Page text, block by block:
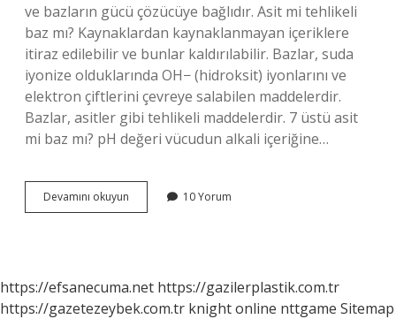
ve bazların gücü çözücüye bağlıdır. Asit mi tehlikeli
baz mı? Kaynaklardan kaynaklanmayan içeriklere
itiraz edilebilir ve bunlar kaldırılabilir. Bazlar, suda
iyonize olduklarında OH− (hidroksit) iyonlarını ve
elektron çiftlerini çevreye salabilen maddelerdir.
Bazlar, asitler gibi tehlikeli maddelerdir. 7 üstü asit
mi baz mı? pH değeri vücudun alkali içeriğine…
Devamını okuyun
Mi
Mı
10 Yorum
https://efsanecuma.net https://gazilerplastik.com.tr
https://gazetezeybek.com.tr knight online nttgame Sitemap